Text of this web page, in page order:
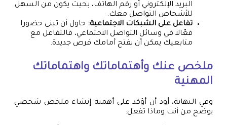
البريد الإلكتروني أو رقم الهاتف، بحيث يكون من السهل
للأشخاص التواصل معك.
تفاعل على الشبكات الاجتماعية: حاول أن تبني حضورا
فعّالا في وسائل التواصل الاجتماعي، فالتفاعل مع
متابعيك يمكن أن يفتح أمامك فرص جديدة.
ملخص عنك وأهتماماتك واهتماماتك
المهنية
وفي النهاية، أود أن أؤكد على أهمية إنشاء ملخص شخصي
يوضح من أنت وماذا تفعل: